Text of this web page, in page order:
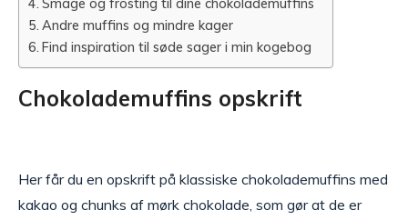
Andre muffins og mindre kager
Find inspiration til søde sager i min kogebog
Chokolademuffins opskrift
Her får du en opskrift på klassiske chokolademuffins med
kakao og chunks af mørk chokolade, som gør at de er